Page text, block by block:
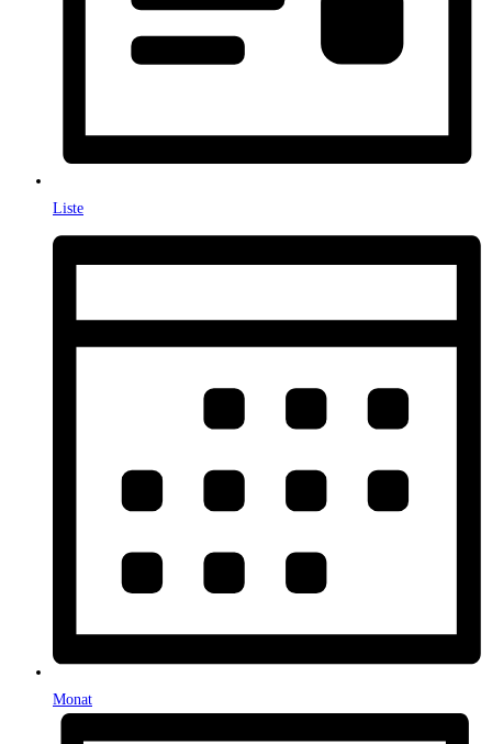
Liste
Monat